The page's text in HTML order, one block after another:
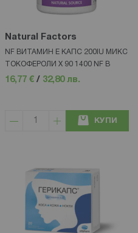
Natural Factors
NF ВИТАМИН Е КАПС 200IU МИКС
ТОКОФЕРОЛИ Х 90 1400 NF В
16,77 € / 32,80 лв.
КУПИ